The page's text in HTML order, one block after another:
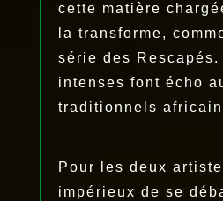
cette matière
la transforme,
série des
intenses font écho
traditionnels
Pour les deux
impérieux de se